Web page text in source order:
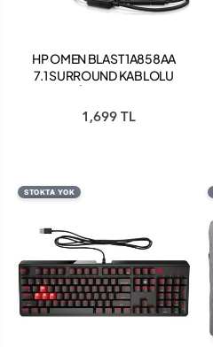
HP OMEN BLAST 1A858AA
7.1 SURROUND KABLOLU
1,699 TL
STOKTA YOK